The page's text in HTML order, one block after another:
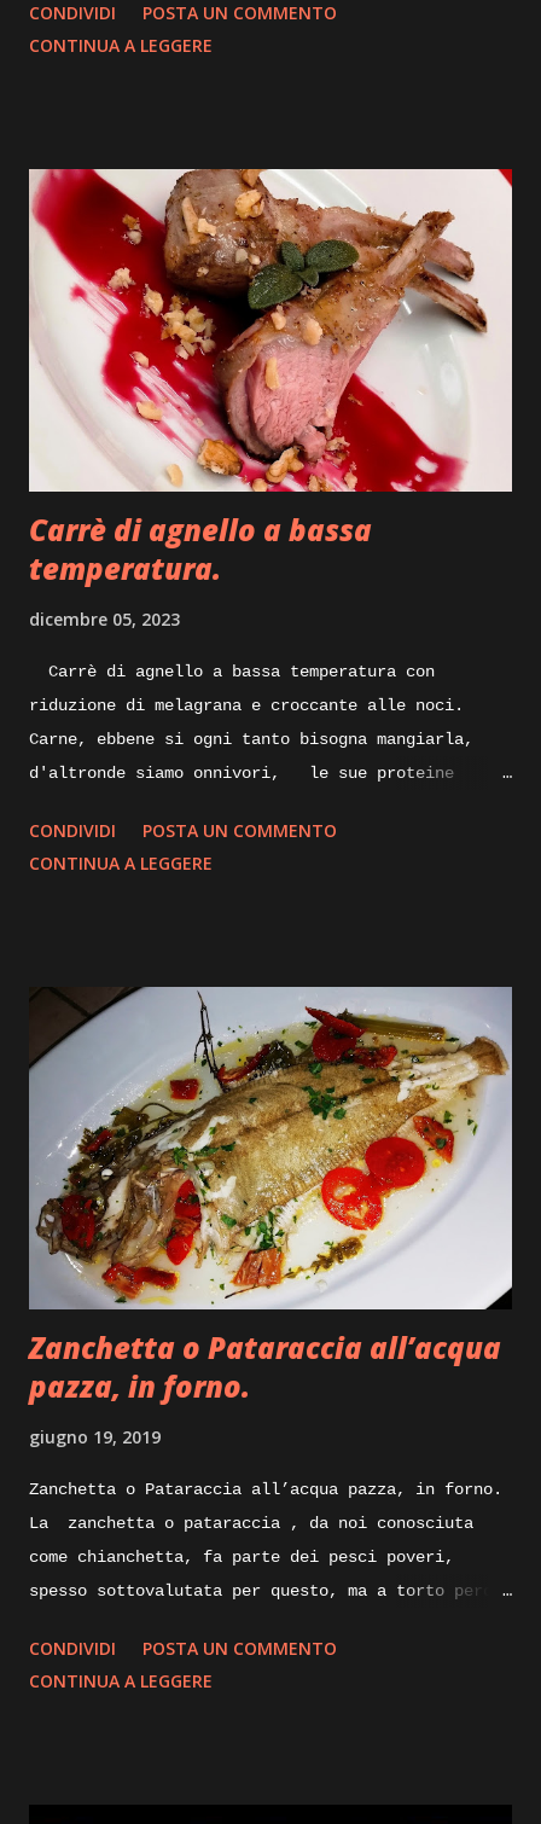
ne verrà fuori, quindi spostiamoci dalla scrivania
ai fornelli ed iniziamo. Quando pensiamo ad un
impiattarlo, non dilunghiamoci oltre e andiamo
subito ad iniziare. Ingredienti: sfoglia di
pasta fresca, carne di tacchino, provola, olio
pepe, ricotta stagionata, mostarda, caciocavallo
stagionato, prezzemolo, julienne di peperoncino,
pellicola adatta anche per la cottura degli
alimenti. Execution: prepariamo per iniziare
un po’ di bollito con del tacchino, quindi pentola
con acqua carne di tacchino e un pizzico di sale
grosso, portiamo tutto sul forn...
CONDIVIDI
POSTA UN COMMENTO
CONTINUA A LEGGERE
Carrè di agnello a bassa
temperatura.
dicembre 05, 2023
Carrè di agnello a bassa temperatura con
riduzione di melagrana e croccante alle noci.
Carne, ebbene si ogni tanto bisogna mangiarla,
d'altronde siamo onnivori, le sue proteine
alla nostra massa muscolare, lungi da me
sostituire la/ il nutrizionista, ma per quanto
annienti o quasi tutte le proprietà ed il gusto
della carne, parliamo infatti della cottura a
bassa temperatura, ma vi spigherò tutto nella
descrizione passo passo della ricetta, intanto vi
elenco gli ingredienti e andremo subito ad
iniziare. Ingredienti: Carrè di agnello, diciamo
tre costolette a porzione, olio evo pepe e sale,
Salvia, succo di melagrana, zucchero di canna
integrale, burro, olio evo, gherigli di noci.
Execution: Ricetta facile per il carrè di agnello
che ci apprestiamo a preparare, dice...
CONDIVIDI
POSTA UN COMMENTO
CONTINUA A LEGGERE
Zanchetta o Pataraccia all’acqua
pazza, in forno.
giugno 19, 2019
Zanchetta o Pataraccia all’acqua pazza, in forno.
La zanchetta o pataraccia , da noi conosciuta
come chianchetta, fa parte dei pesci poveri,
spesso sottovalutata per questo, ma a torto perche
grassi. Nelle sue taglie piccole e utilizzata
fritta, ma nelle taglie degli esemplari maturi
CONDIVIDI
POSTA UN COMMENTO
CONTINUA A LEGGERE